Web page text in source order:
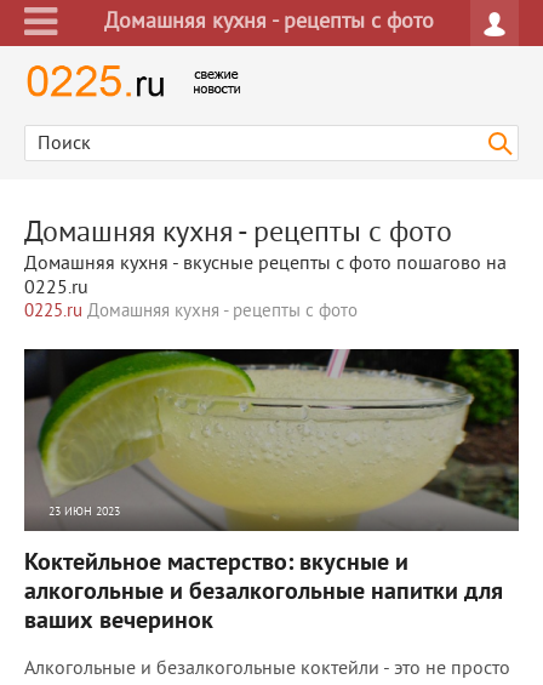
Домашняя кухня - рецепты с фото
Домашняя кухня - рецепты с фото
Домашняя кухня - вкусные рецепты с фото пошагово на
0225.ru
0225.ru Домашняя кухня - рецепты с фото
23 ИЮН 2023
Коктейльное мастерство: вкусные и
алкогольные и безалкогольные напитки для
ваших вечеринок
Алкогольные и безалкогольные коктейли - это не просто